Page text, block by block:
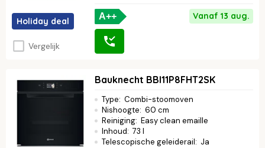
Holiday deal
Vergelijk
A++ Vanaf 13 aug.
Bauknecht BBI11P8FHT2SK
Type: Combi-stoomoven
Nishoogte: 60 cm
Reiniging: Easy clean emaille
Inhoud: 73 l
Telescopische geleiderail: Ja